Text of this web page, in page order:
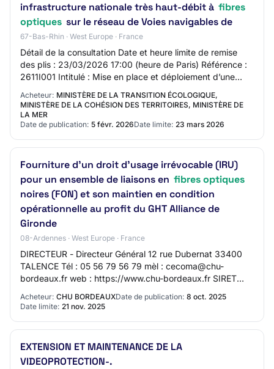
infrastructure nationale très haut-débit à fibres
optiques sur le réseau de Voies navigables de
67-Bas-Rhin · West Europe · France
Détail de la consultation Date et heure limite de remise
des plis : 23/03/2026 17:00 (heure de Paris) Référence :
2611I001 Intitulé : Mise en place et déploiement d’une
infrastructure nationale très…
Acheteur: MINISTÈRE DE LA TRANSITION ÉCOLOGIQUE,
MINISTÈRE DE LA COHÉSION DES TERRITOIRES, MINISTÈRE DE
LA MER
Date de publication: 5 févr. 2026Date limite: 23 mars 2026
Fourniture d'un droit d'usage irrévocable (IRU)
pour un ensemble de liaisons en fibres optiques
noires (FON) et son maintien en condition
opérationnelle au profit du GHT Alliance de
Gironde
08-Ardennes · West Europe · France
DIRECTEUR - Directeur Général 12 rue Dubernat 33400
TALENCE Tél : 05 56 79 56 79 mèl : cecoma@chu-
bordeaux.fr web : https://www.chu-bordeaux.fr SIRET
Acheteur: CHU BORDEAUXDate de publication: 8 oct. 2025
Date limite: 21 nov. 2025
EXTENSION ET MAINTENANCE DE LA
VIDEOPROTECTION-.